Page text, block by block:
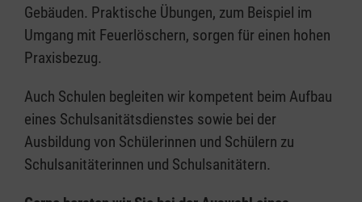
Gebäuden. Praktische Übungen, zum Beispiel im
Umgang mit Feuerlöschern, sorgen für einen hohen
Praxisbezug.
Auch Schulen begleiten wir kompetent beim Aufbau
eines Schulsanitätsdienstes sowie bei der
Ausbildung von Schülerinnen und Schülern zu
Schulsanitäterinnen und Schulsanitätern.